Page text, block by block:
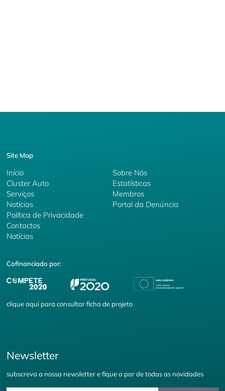
Site Map
Início
Cluster Auto
Serviços
Sobre Nós
Estatísticas
Membros
Notícias
Política de Privacidade
Portal da Denúncia
Contactos
Notícias
Cofinanciado por:
cliqueaqui para consultar ficha de projeto
Newsletter
subscreva a nossa newsletter e fique a par de todas as novidades